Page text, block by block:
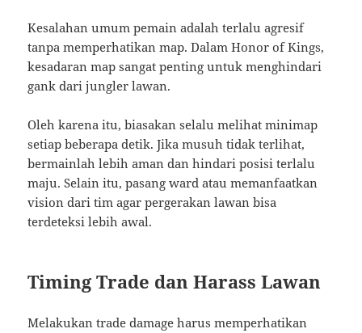
Kesalahan umum pemain adalah terlalu agresif
tanpa memperhatikan map. DalamHonor of Kings,
kesadaran map sangat penting untuk menghindari
gank dari jungler lawan.
Oleh karena itu, biasakan selalu melihat minimap
setiap beberapa detik. Jika musuh tidak terlihat,
bermainlah lebih aman dan hindari posisi terlalu
maju. Selain itu, pasang ward atau memanfaatkan
vision dari tim agar pergerakan lawan bisa
terdeteksi lebih awal.
Timing Trade dan Harass Lawan
Melakukan trade damage harus memperhatikan